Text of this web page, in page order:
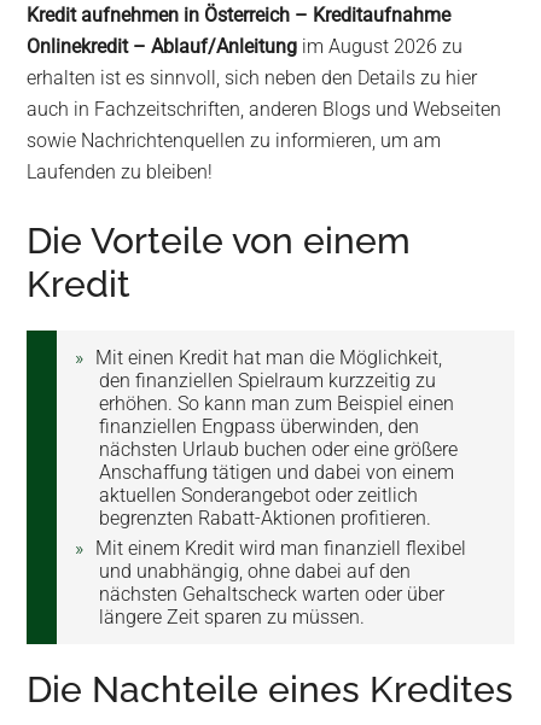
Kredit aufnehmen in Österreich – Kreditaufnahme
Onlinekredit – Ablauf/Anleitung im August 2026 zu
erhalten ist es sinnvoll, sich neben den Details zu hier
auch in Fachzeitschriften, anderen Blogs und Webseiten
sowie Nachrichtenquellen zu informieren, um am
Laufenden zu bleiben!
Die Vorteile von einem
Kredit
Mit einen Kredit hat man die Möglichkeit,
den finanziellen Spielraum kurzzeitig zu
erhöhen. So kann man zum Beispiel einen
finanziellen Engpass überwinden, den
nächsten Urlaub buchen oder eine größere
Anschaffung tätigen und dabei von einem
aktuellen Sonderangebot oder zeitlich
begrenzten Rabatt-Aktionen profitieren.
Mit einem Kredit wird man finanziell flexibel
und unabhängig, ohne dabei auf den
nächsten Gehaltscheck warten oder über
längere Zeit sparen zu müssen.
Die Nachteile eines Kredites